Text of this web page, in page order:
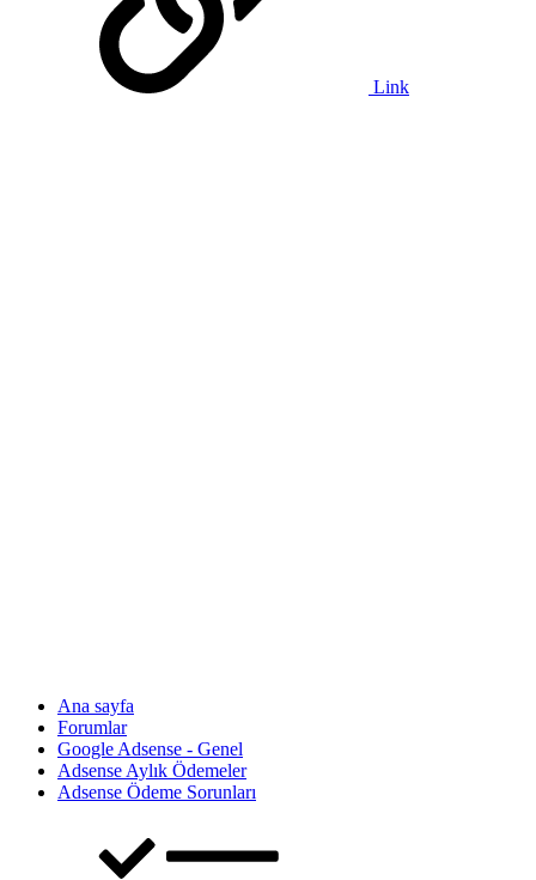
Link
Ana sayfa
Forumlar
Google Adsense - Genel
Adsense Aylık Ödemeler
Adsense Ödeme Sorunları